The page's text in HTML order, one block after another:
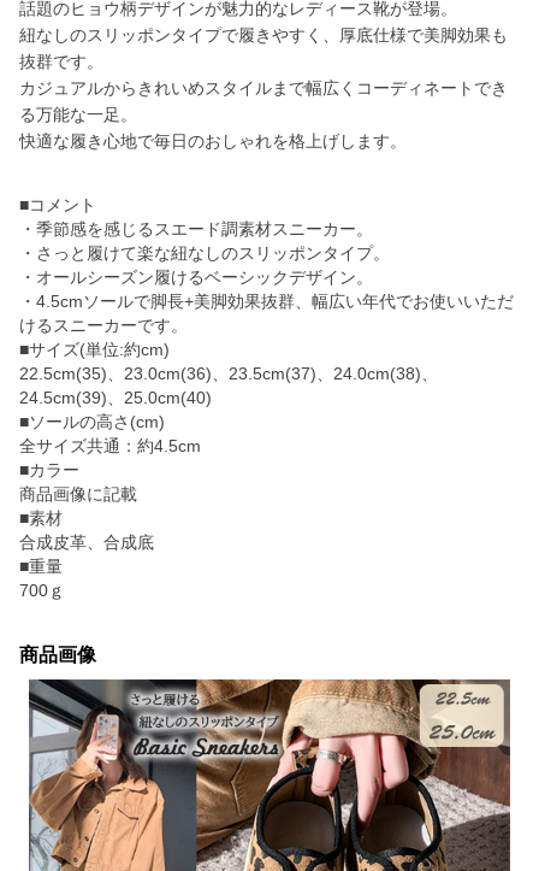
話題のヒョウ柄デザインが魅力的なレディース靴が登場。
紐なしのスリッポンタイプで履きやすく、厚底仕様で美脚効果も
抜群です。
カジュアルからきれいめスタイルまで幅広くコーディネートでき
る万能な一足。
快適な履き心地で毎日のおしゃれを格上げします。
■コメント
・季節感を感じるスエード調素材スニーカー。
・さっと履けて楽な紐なしのスリッポンタイプ。
・オールシーズン履けるベーシックデザイン。
・4.5cmソールで脚長+美脚効果抜群、幅広い年代でお使いいただ
けるスニーカーです。
■サイズ(単位:約cm)
22.5cm(35)、23.0cm(36)、23.5cm(37)、24.0cm(38)、
24.5cm(39)、25.0cm(40)
■ソールの高さ(cm)
全サイズ共通：約4.5cm
■カラー
商品画像に記載
■素材
合成皮革、合成底
■重量
700ｇ
商品画像